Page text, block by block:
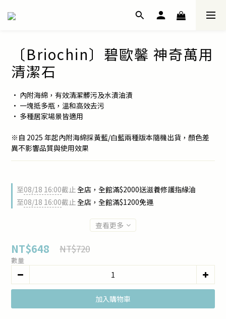
〔Briochin〕碧歐馨 神奇萬用
清潔石
• 內附海綿，有效清潔髒污及水漬油漬
• 一塊抵多瓶，溫和高效去污
• 多種居家場景皆適用
※自 2025 年起內附海綿採黃藍/白藍兩種版本隨機出貨，顏色差
異不影響品質與使用效果
至08/18 16:00截止全店，全館滿$2000送滋養修護指緣油
至08/18 16:00截止全店，全館滿$1200免運
查看更多
NT$648 NT$720
數量
加入購物車